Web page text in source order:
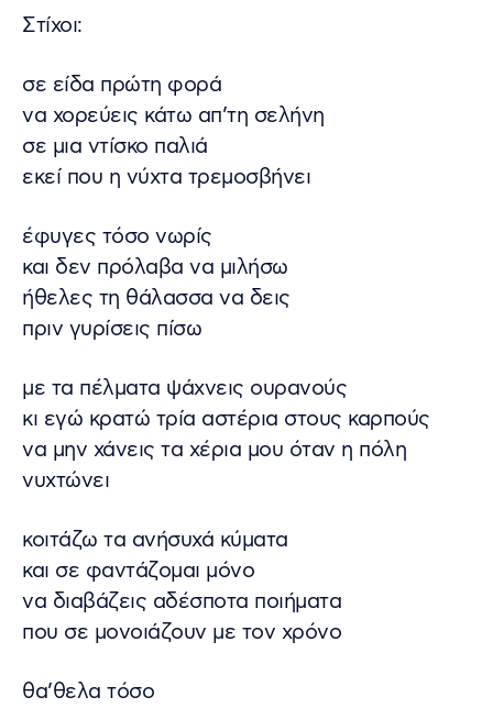
Στίχοι:
σε είδα πρώτη φορά
να χορεύεις κάτω απ’τη σελήνη
σε μια ντίσκο παλιά
εκεί που η νύχτα τρεμοσβήνει
έφυγες τόσο νωρίς
και δεν πρόλαβα να μιλήσω
ήθελες τη θάλασσα να δεις
πριν γυρίσεις πίσω
με τα πέλματα ψάχνεις ουρανούς
κι εγώ κρατώ τρία αστέρια στους καρπούς
να μην χάνεις τα χέρια μου όταν η πόλη
νυχτώνει
κοιτάζω τα ανήσυχά κύματα
και σε φαντάζομαι μόνο
να διαβάζεις αδέσποτα ποιήματα
που σε μονοιάζουν με τον χρόνο
θα’θελα τόσο